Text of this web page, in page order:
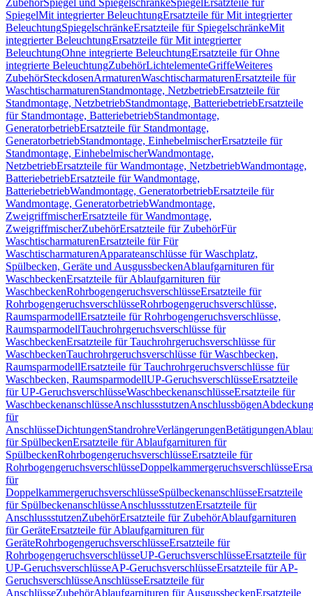
ZubehörSpiegel und SpiegelschränkeSpiegel Ersatzteile für
SpiegelMit integrierter BeleuchtungErsatzteile für Mit integrierter
BeleuchtungSpiegelschränkeErsatzteile für SpiegelschränkeMit
integrierter BeleuchtungErsatzteile für Mit integrierter
BeleuchtungOhne integrierte BeleuchtungErsatzteile für Ohne
integrierte BeleuchtungZubehörLichtelementeGriffeWeiteres
ZubehörSteckdosenArmaturenWaschtischarmaturenErsatzteile für
WaschtischarmaturenStandmontage, NetzbetriebErsatzteile für
Standmontage, NetzbetriebStandmontage, BatteriebetriebErsatzteile
für Standmontage, BatteriebetriebStandmontage,
GeneratorbetriebErsatzteile für Standmontage,
GeneratorbetriebStandmontage, EinhebelmischerErsatzteile für
Standmontage, EinhebelmischerWandmontage,
NetzbetriebErsatzteile für Wandmontage, NetzbetriebWandmontage,
BatteriebetriebErsatzteile für Wandmontage,
BatteriebetriebWandmontage, GeneratorbetriebErsatzteile für
Wandmontage, GeneratorbetriebWandmontage,
ZweigriffmischerErsatzteile für Wandmontage,
ZweigriffmischerZubehörErsatzteile für ZubehörFür
WaschtischarmaturenErsatzteile für Für
WaschtischarmaturenApparateanschlüsse für Waschplatz,
Spülbecken, Geräte und AusgussbeckenAblaufgarnituren für
WaschbeckenErsatzteile für Ablaufgarnituren für
WaschbeckenRohrbogengeruchsverschlüsseErsatzteile für
RohrbogengeruchsverschlüsseRohrbogengeruchsverschlüsse,
RaumsparmodellErsatzteile für Rohrbogengeruchsverschlüsse,
RaumsparmodellTauchrohrgeruchsverschlüsse für
WaschbeckenErsatzteile für Tauchrohrgeruchsverschlüsse für
WaschbeckenTauchrohrgeruchsverschlüsse für Waschbecken,
RaumsparmodellErsatzteile für Tauchrohrgeruchsverschlüsse für
Waschbecken, RaumsparmodellUP-GeruchsverschlüsseErsatzteile
für UP-GeruchsverschlüsseWaschbeckenanschlüsseErsatzteile für
WaschbeckenanschlüsseAnschlussstutzenAnschlussbögen
für
AnschlüsseDichtungenStandrohreVerlängerungenBetätigungen
für SpülbeckenErsatzteile für Ablaufgarnituren für
SpülbeckenRohrbogengeruchsverschlüsseErsatzteile für
RohrbogengeruchsverschlüsseDoppelkammergeruchsverschlüsse
für
DoppelkammergeruchsverschlüsseSpülbeckenanschlüsseErsatzteile
für SpülbeckenanschlüsseAnschlussstutzenErsatzteile für
AnschlussstutzenZubehörErsatzteile für ZubehörAblaufgarnituren
für GeräteErsatzteile für Ablaufgarnituren für
GeräteRohrbogengeruchsverschlüsseErsatzteile für
RohrbogengeruchsverschlüsseUP-GeruchsverschlüsseErsatzteile für
UP-GeruchsverschlüsseAP-GeruchsverschlüsseErsatzteile für AP-
GeruchsverschlüsseAnschlüsseErsatzteile für
AnschlüsseZubehörAblaufgarnituren für AusgussbeckenErsatzteile